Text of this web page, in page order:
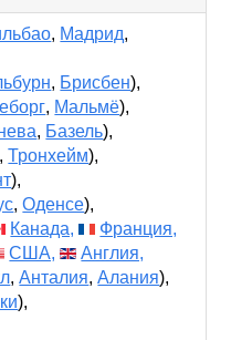
to
collapse
, Мадрид,
, Брисбен),
, Мальмё),
, Базель),
,Тронхейм),
),
,Оденсе),
Канада,
Франция,
США,
Англия,
,Анталия,Алания),
),